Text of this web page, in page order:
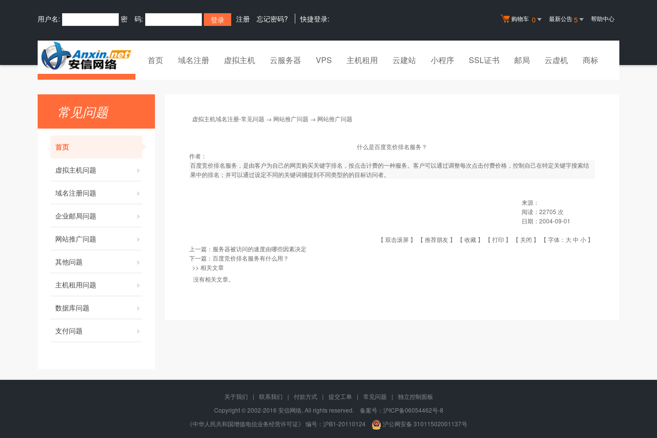
购物车 0 最新公告5 帮助中心
用户名: 密 码: 注册 忘记密码? 快捷登录:
首页 域名注册 虚拟主机 云服务器 VPS 主机租用 云建站 小程序 SSL证书 邮局 云虚机 商标
常见问题
首页
虚拟主机问题
域名注册问题
企业邮局问题
网站推广问题
其他问题
主机租用问题
数据库问题
支付问题
虚拟主机域名注册-常见问题 → 网站推广问题 → 网站推广问题
什么是百度竞价排名服务？
作者：
百度竞价排名服务，是由客户为自己的网页购买关键字排名，按点击计费的一种服务。客户可以通过调整每次点击付费价格，控制自己在特定关键字搜索结
果中的排名；并可以通过设定不同的关键词捕捉到不同类型的的目标访问者。
来源：
阅读： 22705 次
日期： 2004-09-01
【 双击滚屏 】 【 推荐朋友 】 【 收藏 】 【 打印 】 【 关闭 】 【 字体： 大中 小 】
上一篇： 服务器被访问的速度由哪些因素决定
下一篇： 百度竞价排名服务有什么用？
>> 相关文章
没有相关文章。
关于我们 | 联系我们 | 付款方式 | 提交工单 | 常见问题 |
独立控制面板
Copyright © 2002-2016 安信网络, All rights reserved. 备案号： 沪ICP备06054462号-8
《中华人民共和国增值电信业务经营许可证》 编号：沪B1-20110124
沪公网安备 31011502001137号